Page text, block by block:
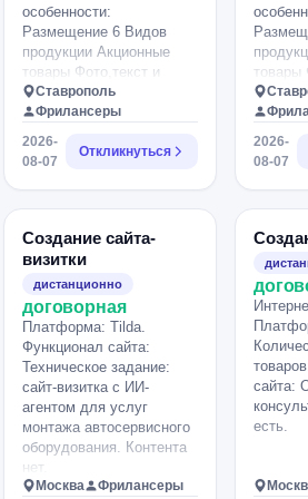
-Ответы на часто
задаваемые вопросы.
-Сертификаты и
документы. -Контакты.
Важно, чтобы сайт:
хорошо выглядел на
компьютере и телефоне;
был современным и
аккуратным; быстро
загружался; был удобен
для дальнейшего
поисковых системах
(SEO). Также важно,
чтобы после завершения
работы я могла сама
менять текст,
фотографии, добавлять
статьи и новые товары
без помощи
программиста. (Tilda)
Если можете помочь с
подключением домена,
Яндекс Метрики и
базовыми настройками
особенности:
Размещение 6 Видов
продукции Акционные
товары Фото,текст и
видео товара.
Ставрополь
Фрилансеры
2026-
08-07
Откликнуться
товары
видео
2026-
08-07
Создание сайта-
визитки
дистанционно
договорная
Платформа: Tilda.
Функционал сайта:
Техническое задание:
сайт-визитка с ИИ-
агентом для услуг
монтажа автосервисного
оборудования. Контента
нет.
Москва
Фрилансеры
сайта:
есть.